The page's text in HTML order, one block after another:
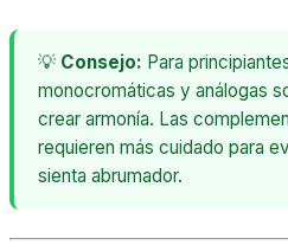
💡 Consejo: Para
monocromáticas y análogas
crear armonía. Las
requieren más cuidado para
sienta abrumador.